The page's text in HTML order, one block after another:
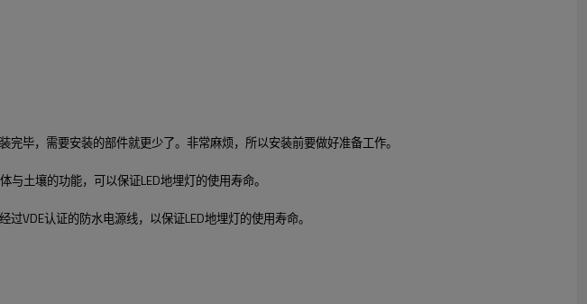
毕，需要安装的部件就更少了。非常麻烦，所以安装前要做好准备工作。
土壤的功能，可以保证LED地埋灯的使用寿命。
VDE认证的防水电源线，以保证LED地埋灯的使用寿命。